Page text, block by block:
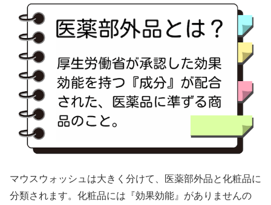
マウスウォッシュは大きく分けて、医薬部外品と化粧品に
分類されます。化粧品には『効果効能』がありませんの